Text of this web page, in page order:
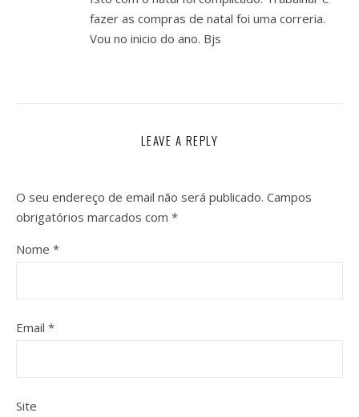
fazer as compras de natal foi uma correria.
Vou no inicio do ano. Bjs
LEAVE A REPLY
O seu endereço de email não será publicado. Campos
obrigatórios marcados com *
Nome *
Email *
Site